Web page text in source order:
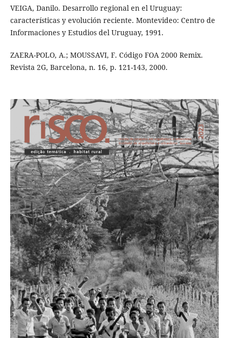
VEIGA, Danilo. Desarrollo regional en el Uruguay:
características y evolución reciente. Montevideo: Centro de
Informaciones y Estudios del Uruguay, 1991.
ZAERA-POLO, A.; MOUSSAVI, F. Código FOA 2000 Remix.
Revista 2G, Barcelona, n. 16, p. 121-143, 2000.